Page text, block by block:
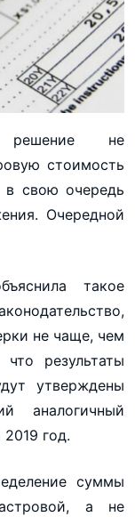
не
стоимость
в свою очередь
Очередной
такое
не чаще, чем
результаты
утверждены
аналогичный
год.
суммы
а не